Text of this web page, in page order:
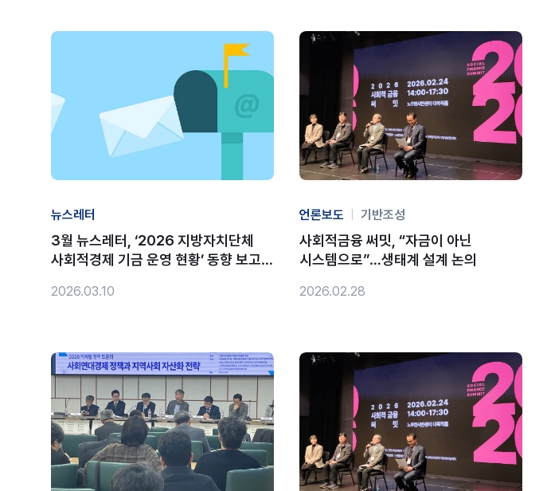
뉴스레터
3월 뉴스레터, ‘2026 지방자치단체
사회적경제 기금 운영 현황’ 동향 보고서
2026.03.10
언론보도 기반조성
사회적금융 써밋, “자금이 아닌
시스템으로”…생태계 설계 논의
2026.02.28